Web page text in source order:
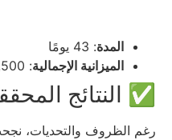
المدة: 43 يومًا
الميزانية الإجمالية: 8,500 دولار أمريكي
✅ النتائج
رغم الظروف والتحديات،